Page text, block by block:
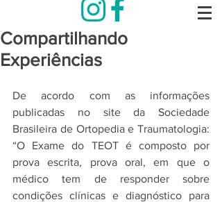
Compartilhando
Experiências
De acordo com as informações
publicadas no site da Sociedade
Brasileira de Ortopedia e Traumatologia:
“O Exame do TEOT é composto por
prova escrita, prova oral, em que o
médico tem de responder sobre
condições clínicas e diagnóstico para